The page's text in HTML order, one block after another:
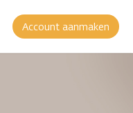
Account aanmaken